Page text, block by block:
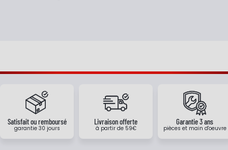
Satisfait ou remboursé
garantie 30 jours
Livraison offerte
à partir de 59€
Garantie 3 ans
pièces et main d'oeuvre